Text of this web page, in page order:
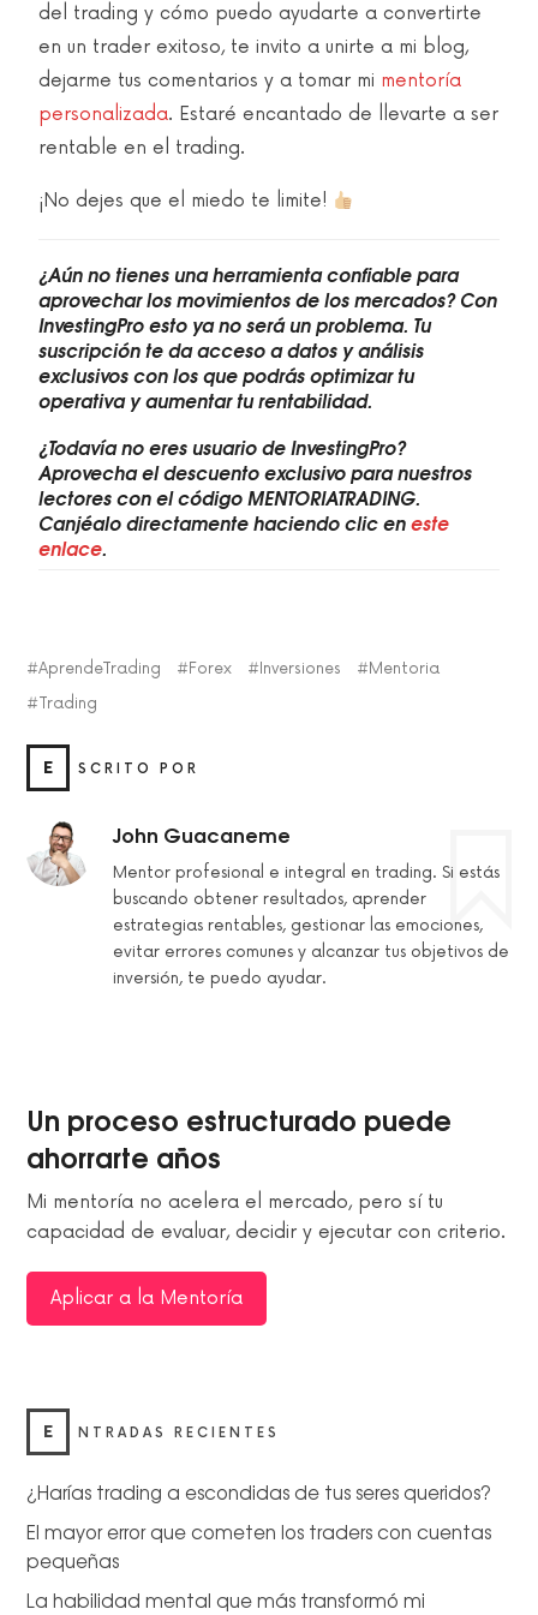
del trading y cómo puedo ayudarte a convertirte
en un trader exitoso, te invito a unirte a mi blog,
dejarme tus comentarios y a tomar mi mentoría
personalizada. Estaré encantado de llevarte a ser
rentable en el trading.
¡No dejes que el miedo te limite!
¿Aún no tienes una herramienta confiable para
aprovechar los movimientos de los mercados? Con
InvestingPro esto ya no será un problema. Tu
suscripción te da acceso a datos y análisis
exclusivos con los que podrás optimizar tu
operativa y aumentar tu rentabilidad.
¿Todavía no eres usuario de InvestingPro?
Aprovecha el descuento exclusivo para nuestros
lectores con el código MENTORIATRADING.
Canjéalo directamente haciendo clic eneste
enlace.
AprendeTrading Forex Inversiones
Mentoria
Trading
E SCRITO POR
John Guacaneme
Mentor profesional e integral en trading. Si estás
buscando obtener resultados, aprender
estrategias rentables, gestionar las emociones,
evitar errores comunes y alcanzar tus objetivos de
inversión, te puedo ayudar.
Un proceso estructurado puede
ahorrarte años
Mi mentoría no acelera el mercado, pero sí tu
capacidad de evaluar, decidir y ejecutar con criterio.
Aplicar a la Mentoría
E NTRADAS RECIENTES
¿Harías trading a escondidas de tus seres queridos?
El mayor error que cometen los traders con cuentas
pequeñas
La habilidad mental que más transformó mi